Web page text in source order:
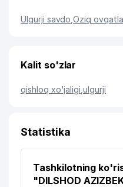
Ulgurji savdo ,Oziq
Kalit so'zlar
qishloq xo'jaligi ,ulgurji
Statistika
Tashkilotning
"DILSHOD